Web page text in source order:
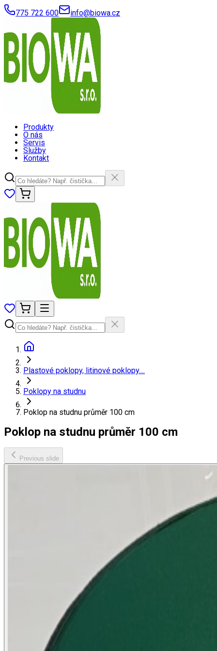
775 722 600 info@biowa.cz
Produkty
O nás
Servis
Služby
Kontakt
Plastové poklopy, litinové poklopy....
Poklopy na studnu
Poklop na studnu průměr 100 cm
Poklop na studnu průměr 100 cm
Previous slide